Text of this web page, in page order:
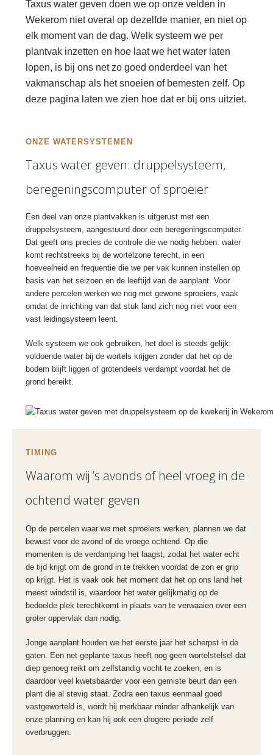
Taxus water geven doen we op onze velden in
Wekerom niet overal op dezelfde manier, en niet op
elk moment van de dag. Welk systeem we per
plantvak inzetten en hoe laat we het water laten
lopen, is bij ons net zo goed onderdeel van het
vakmanschap als het snoeien of bemesten zelf. Op
deze pagina laten we zien hoe dat er bij ons uitziet.
ONZE WATERSYSTEMEN
Taxus water geven: druppelsysteem,
beregeningscomputer of sproeier
Een deel van onze plantvakken is uitgerust met een
druppelsysteem, aangestuurd door een beregeningscomputer.
Dat geeft ons precies de controle die we nodig hebben: water
komt rechtstreeks bij de wortelzone terecht, in een
hoeveelheid en frequentie die we per vak kunnen instellen op
basis van het seizoen en de leeftijd van de aanplant. Voor
andere percelen werken we nog met gewone sproeiers, vaak
omdat de inrichting van dat stuk land zich nog niet voor een
vast leidingsysteem leent.
Welk systeem we ook gebruiken, het doel is steeds gelijk:
voldoende water bij de wortels krijgen zonder dat het op de
bodem blijft liggen of grotendeels verdampt voordat het de
grond bereikt.
TIMING
Waarom wij ’s avonds of heel vroeg in de
ochtend water geven
Op de percelen waar we met sproeiers werken, plannen we dat
bewust voor de avond of de vroege ochtend. Op die
momenten is de verdamping het laagst, zodat het water echt
de tijd krijgt om de grond in te trekken voordat de zon er grip
op krijgt. Het is vaak ook het moment dat het op ons land het
meest windstil is, waardoor het water gelijkmatig op de
bedoelde plek terechtkomt in plaats van te verwaaien over een
groter oppervlak dan nodig.
Jonge aanplant houden we het eerste jaar het scherpst in de
gaten. Een net geplante taxus heeft nog geen wortelstelsel dat
diep genoeg reikt om zelfstandig vocht te zoeken, en is
daardoor veel kwetsbaarder voor een gemiste beurt dan een
plant die al stevig staat. Zodra een taxus eenmaal goed
vastgeworteld is, wordt hij merkbaar minder afhankelijk van
onze planning en kan hij ook een drogere periode zelf
overbruggen.